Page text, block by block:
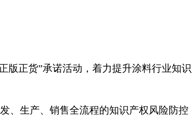
版正货”承诺活动，着力提升涂料行业知
、生产、销售全流程的知识产权风险防